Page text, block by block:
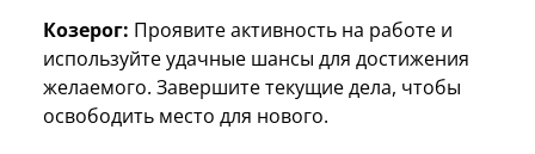
Козерог: Проявите активность на работе и
используйте удачные шансы для достижения
желаемого. Завершите текущие дела, чтобы
освободить место для нового.